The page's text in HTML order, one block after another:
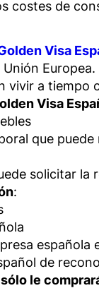
costes de
Visa
Europea.
vivir a
Visa
que
solicitar la
:
de
le